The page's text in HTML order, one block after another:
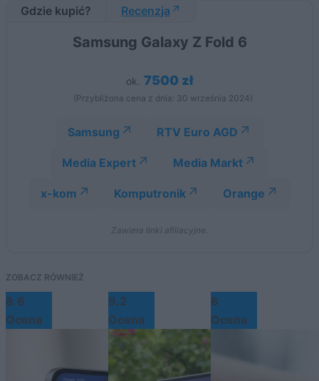
Gdzie kupić? Recenzja
Samsung Galaxy Z Fold 6
ok. 7500 zł
(Przybliżona cena z dnia: 30 września 2024)
Samsung RTV Euro AGD
Media Expert Media Markt
x-kom Komputronik Orange
Zawiera linki afiliacyjne.
ZOBACZ RÓWNIEŻ
8.6
Ocena
9.2
Ocena
8
Ocena